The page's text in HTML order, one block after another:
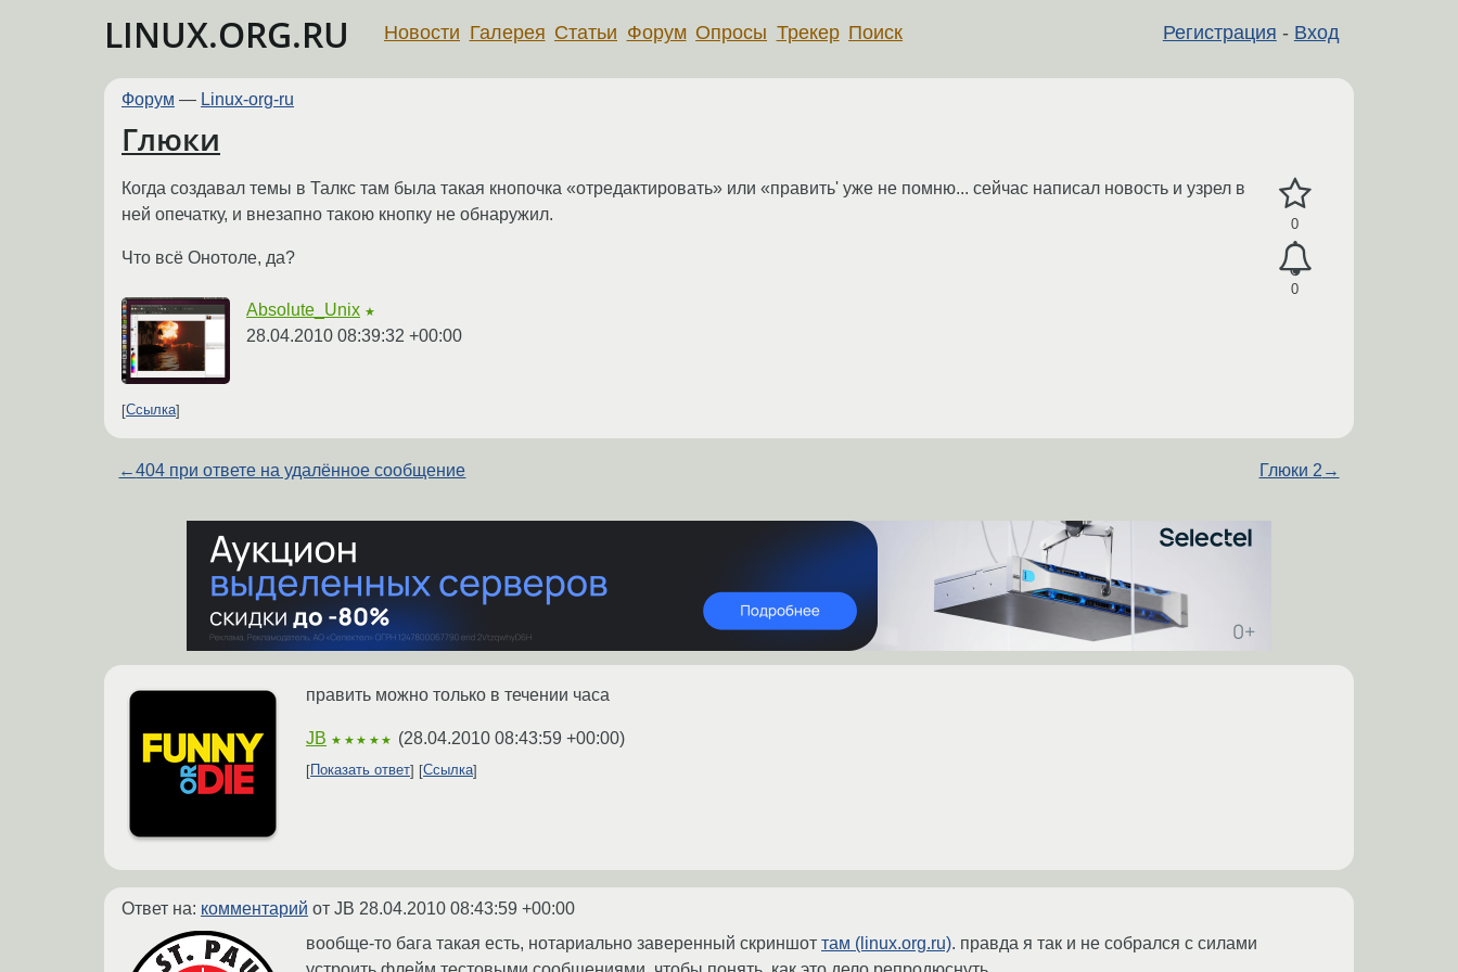
LINUX.ORG.RU Регистрация - Вход
Новости Галерея Статьи Форум Опросы Трекер Поиск
Форум — Linux-org-ru
Глюки
0
0
Когда создавал темы в Талкс там была такая кнопочка «отредактировать» или «править' уже не помню... сейчас написал новость и узрел в
ней опечатку, и внезапно такою кнопку не обнаружил.
Что всё Онотоле, да?
Absolute_Unix ★
28.04.2010 08:39:32 +00:00
Ссылка
←404 при ответе на удалённое сообщение Глюки 2 →
править можно только в течении часа
JB ★★★★★ (28.04.2010 08:43:59 +00:00)
Показать ответ Ссылка
Ответ на: комментарий от JB 28.04.2010 08:43:59 +00:00
вообще-то бага такая есть, нотариально заверенный скриншот там (linux.org.ru). правда я так и не собрался с силами